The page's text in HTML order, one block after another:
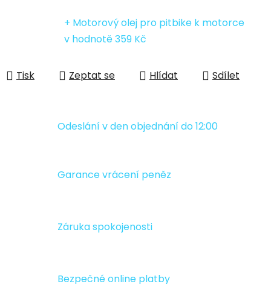
+ Motorový olej pro pitbike k motorce
v hodnotě 359 Kč
Tisk Zeptat se Hlídat Sdílet
Odeslání v den objednání do 12:00
Garance vrácení peněz
Záruka spokojenosti
Bezpečné online platby